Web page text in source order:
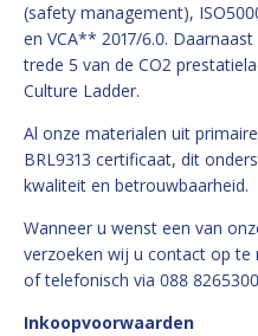
(safety management),
en VCA** 2017/6.0.
trede 5 van de CO2
Culture Ladder.
Al onze materialen uit
BRL9313 certificaat, dit
kwaliteit en betrouwbaarheid.
Wanneer u wenst een van
verzoeken wij u contact op
of telefonisch via 088
Inkoopvoorwaarden